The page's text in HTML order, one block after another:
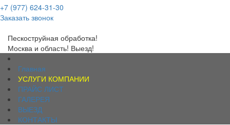
+7 (977) 624-31-30
Заказать звонок
Пескоструйная обработка!
Москва и область! Выезд!
Главная
УСЛУГИ КОМПАНИИ
ПРАЙС ЛИСТ
ГАЛЕРЕЯ
ВЫЕЗД
КОНТАКТЫ